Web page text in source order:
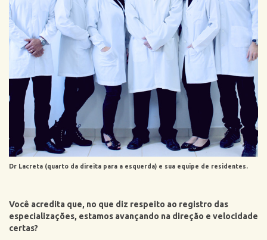
Dr Lacreta (quarto da direita para a esquerda) e sua equipe de residentes.
Você acredita que, no que diz respeito ao registro das
especializações, estamos avançando na direção e velocidade
certas?